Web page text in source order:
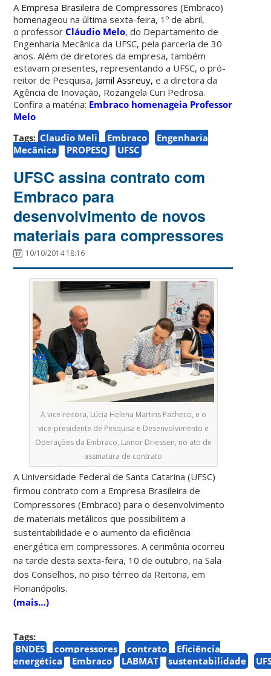
A Empresa Brasileira de Compressores (Embraco)
homenageou na última sexta-feira, 1º de abril,
o professorCláudio Melo, do Departamento de
Engenharia Mecânica da UFSC, pela parceria de 30
anos. Além de diretores da empresa, também
estavam presentes, representando a UFSC, o pró-
reitor de Pesquisa, Jamil Assreuy, e a diretora da
Agência de Inovação, Rozangela Curi Pedrosa.
Confira a matéria: Embraco homenageia Professor
Melo
Tags: Claudio Meli Embraco
Engenharia
Mecânica
PROPESQ UFSC
UFSC assina contrato com
Embraco para
desenvolvimento de novos
materiais para compressores
10/10/2014 18:16
A vice-reitora, Lúcia Helena Martins Pacheco, e o
vice-presidente de Pesquisa e Desenvolvimento e
Operações da Embraco, Lainor Driessen, no ato de
assinatura de contrato
A Universidade Federal de Santa Catarina (UFSC)
firmou contrato com a Empresa Brasileira de
Compressores (Embraco) para o desenvolvimento
de materiais metálicos que possibilitem a
sustentabilidade e o aumento da eficiência
energética em compressores. A cerimônia ocorreu
na tarde desta sexta-feira, 10 de outubro, na Sala
dos Conselhos, no piso térreo da Reitoria, em
Florianópolis.
(mais…)
Tags:
BNDES
compressores contrato
Eficiência
energética
Embraco LABMAT sustentabilidade